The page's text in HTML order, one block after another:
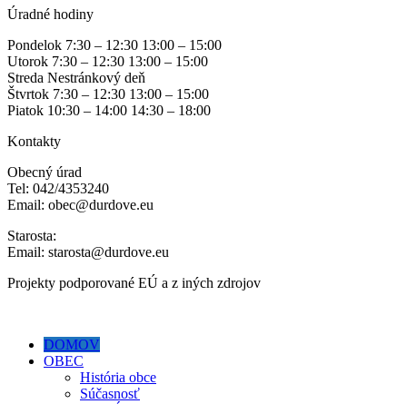
Úradné hodiny
Pondelok 7:30 – 12:30 13:00 – 15:00
Utorok 7:30 – 12:30 13:00 – 15:00
Streda Nestránkový deň
Štvrtok 7:30 – 12:30 13:00 – 15:00
Piatok 10:30 – 14:00 14:30 – 18:00
Kontakty
Obecný úrad
Tel: 042/4353240
Email: obec@durdove.eu
Starosta:
Email: starosta@durdove.eu
Projekty podporované EÚ a z iných zdrojov
DOMOV
OBEC
História obce
Súčasnosť